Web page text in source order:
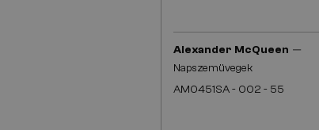
Alexander McQueen —
Napszemüvegek
AM0451SA - 002 - 55